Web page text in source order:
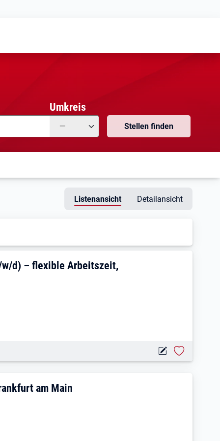
Umkreis
— Stellen finden
Listenansicht Detailansicht
(m/w/d) – flexible
w/d) – flexible Arbeitszeit,
(m/w/d) – Frankfurt am Main
am Main